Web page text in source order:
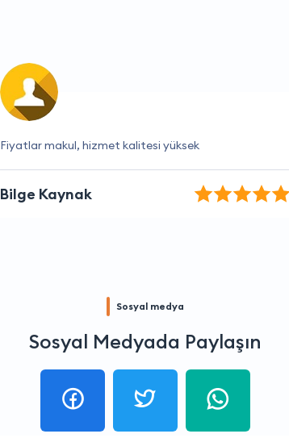
Fiyatlar çok makul ve hizmet kalitesi yüksek.
Tuğçe Çalışkan
Sosyal medya
Sosyal Medyada Paylaşın